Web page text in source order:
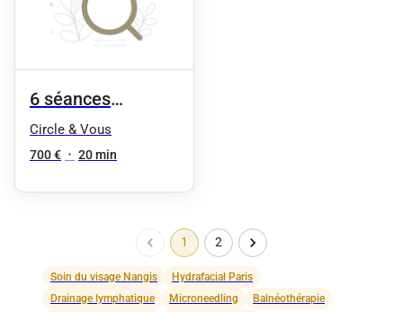
6 séances
minceur - 1 zone
du corps
Circle & Vous
700 € • 20 min
1 2
Soin du visage Nangis
Hydrafacial Paris
Drainage lymphatique
Microneedling
Balnéothérapie